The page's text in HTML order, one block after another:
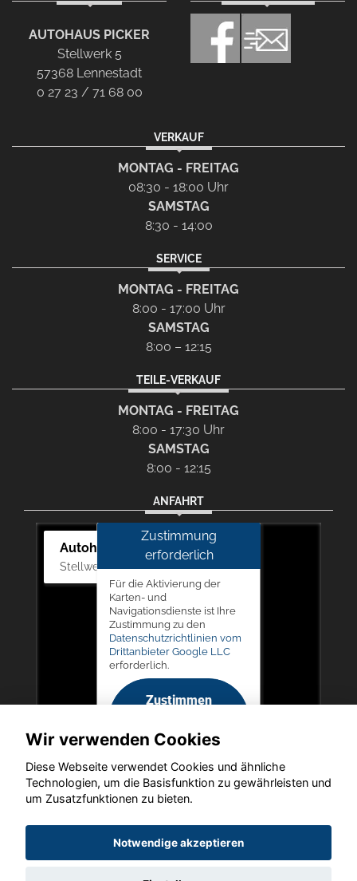
AUTOHAUS PICKER
Stellwerk 5
57368 Lennestadt
0 27 23 / 71 68 00
VERKAUF
MONTAG - FREITAG
08:30 - 18:00 Uhr
SAMSTAG
8:30 - 14:00
SERVICE
MONTAG - FREITAG
8:00 - 17:00 Uhr
SAMSTAG
8:00 – 12:15
TEILE-VERKAUF
MONTAG - FREITAG
8:00 - 17:30 Uhr
SAMSTAG
8:00 - 12:15
ANFAHRT
Autohaus Picker
Stellwerk 5, 57368 Lennestadt
Zustimmung
erforderlich
Für die Aktivierung der
Karten- und
Navigationsdienste ist Ihre
Zustimmung zu den
Datenschutzrichtlinien vom
Drittanbieter Google LLC
erforderlich.
Zustimmen
aktivieren
Copyright © 2026. Autohaus Picker
Wir verwenden Cookies
Diese Webseite verwendet Cookies und ähnliche
Technologien, um die Basisfunktion zu gewährleisten und
um Zusatzfunktionen zu bieten.
Notwendige akzeptieren